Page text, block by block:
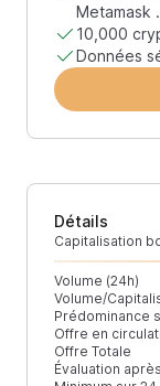
Metamask
10,000
Données
Détails
Capitalisation
Volume (24h)
Volume/
Prédominance
Offre en
Offre Totale
Évaluation